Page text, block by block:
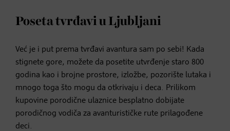
Poseta tvrđavi u Ljubljani
Već je i put prema tvrđavi avantura sam po sebi! Kada
stignete gore, možete da posetite utvrđenje staro 800
godina kao i brojne prostore, izložbe, pozorište lutaka i
mnogo toga što mogu da otkrivaju i deca. Prilikom
kupovine porodične ulaznice besplatno dobijate
porodičnog vodiča za avanturističke rute prilagođene
deci.